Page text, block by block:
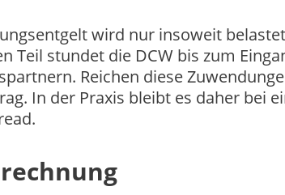
wird nur insoweit
Teil stundet die DCW bis zum
Reichen diese
In der Praxis bleibt es daher bei